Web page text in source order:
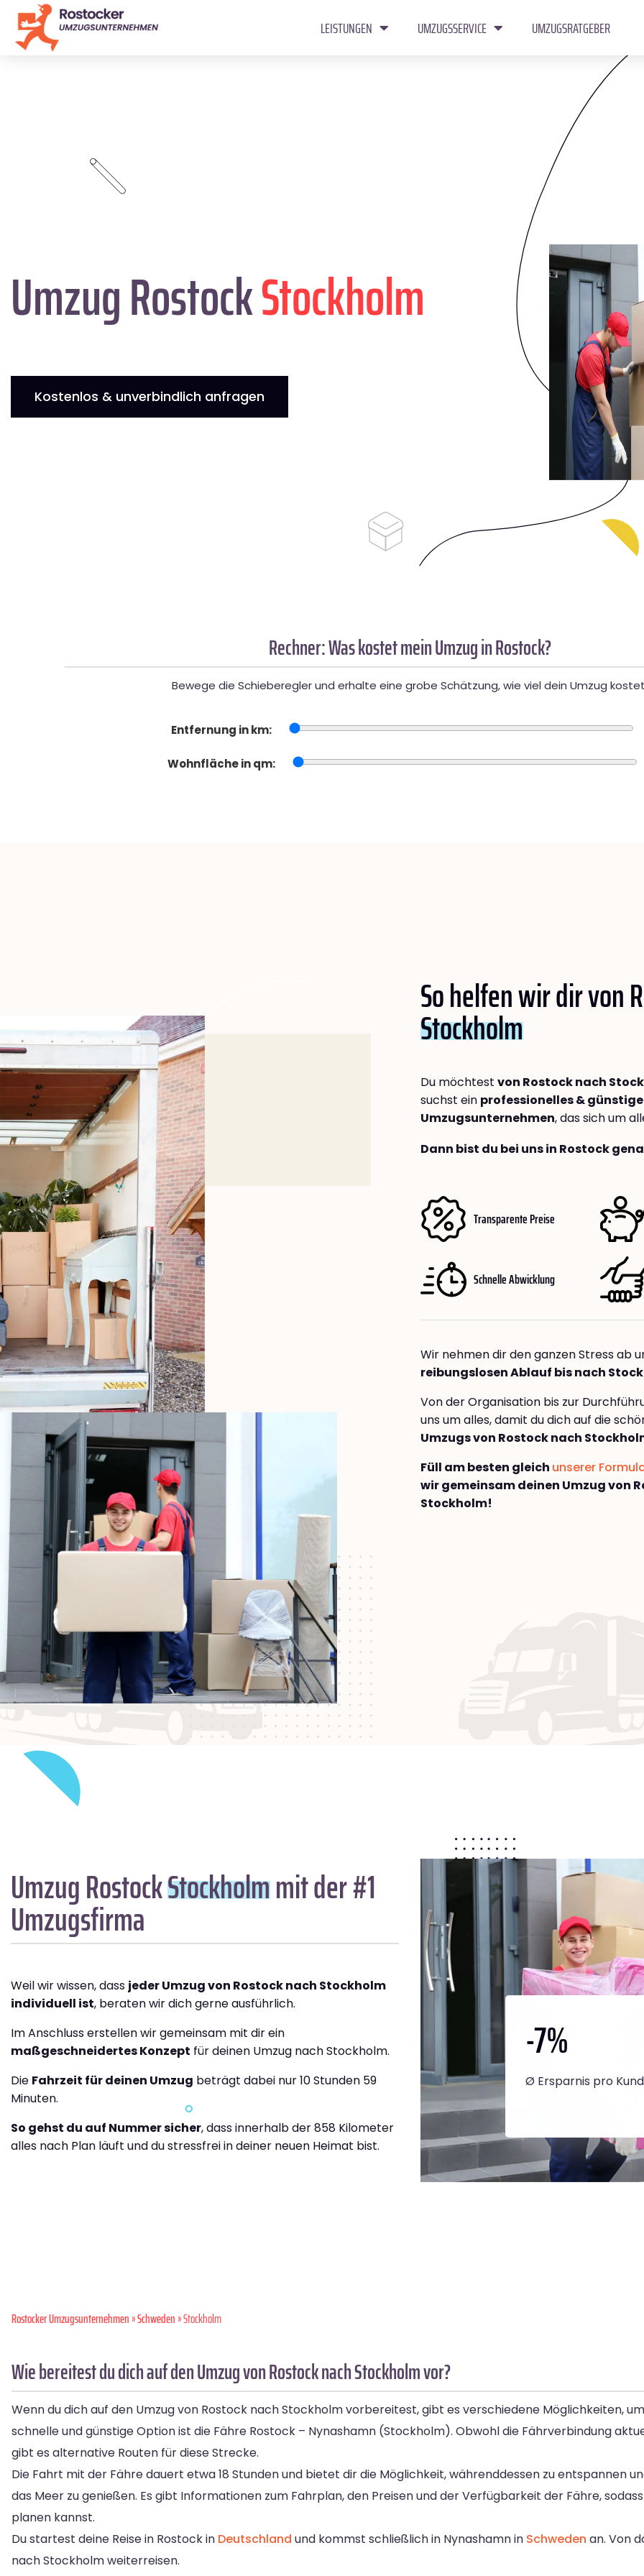
LEISTUNGEN UMZUGSSERVICE UMZUGSRATGEBER
Umzug RostockStockholm
Kostenlos & unverbindlich anfragen
Rechner: Was kostet mein Umzug in Rostock?
Bewege die Schieberegler und erhalte eine grobe Schätzung, wie viel dein Umzug
Entfernung in km:
Wohnfläche in qm:
So helfen wir dir von
Stockholm
Du möchtest von Rostock nach
suchst ein professionelles &
Umzugsunternehmen, das sich um
Dann bist du bei uns in Rostock
Transparente Preise
Schnelle Abwicklung
Wir nehmen dir den ganzen Stress ab
reibungslosen Ablauf bis nach
Von der Organisation bis zur
uns um alles, damit du dich auf die
Umzugs von Rostock nach
Füll am besten gleich unserer
wir gemeinsam deinen Umzug von
Stockholm!
Umzug RostockStockholmmit der #1
Umzugsfirma
Weil wir wissen, dass jeder Umzug von Rostock nach Stockholm
individuell ist, beraten wir dich gerne ausführlich.
Im Anschluss erstellen wir gemeinsam mit dir ein
maßgeschneidertes Konzept für deinen Umzug nach Stockholm.
Die Fahrzeit für deinen Umzug beträgt dabei nur 10 Stunden 59
Minuten.
So gehst du auf Nummer sicher, dass innerhalb der 858 Kilometer
alles nach Plan läuft und du stressfrei in deiner neuen Heimat bist.
-7%
Ø Ersparnis pro
Rostocker Umzugsunternehmen»Schweden» Stockholm
Wie bereitest du dich auf den Umzug von Rostock nach Stockholm vor?
Wenn du dich auf den Umzug von Rostock nach Stockholm vorbereitest, gibt es verschiedene Möglichkeiten, um
schnelle und günstige Option ist die Fähre Rostock – Nynashamn (Stockholm). Obwohl die Fährverbindung
gibt es alternative Routen für diese Strecke.
Die Fahrt mit der Fähre dauert etwa 18 Stunden und bietet dir die Möglichkeit, währenddessen zu entspannen
das Meer zu genießen. Es gibt Informationen zum Fahrplan, den Preisen und der Verfügbarkeit der Fähre,
planen kannst.
Du startest deine Reise in Rostock in Deutschland und kommst schließlich in Nynashamn in Schweden an. Von
nach Stockholm weiterreisen.